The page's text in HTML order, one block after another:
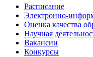
Расписание
Электронно-
Оценка качества
Научная
Вакансии
Конкурсы